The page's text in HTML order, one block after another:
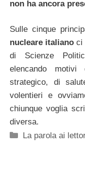
non ha ancora
Sulle cinque
nucleare italiano ci
di Scienze
elencando motivi
strategico, di
volentieri e
chiunque voglia
diversa.
Categorie
La parola ai